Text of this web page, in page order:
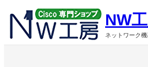
ス
NW
ネットワーク